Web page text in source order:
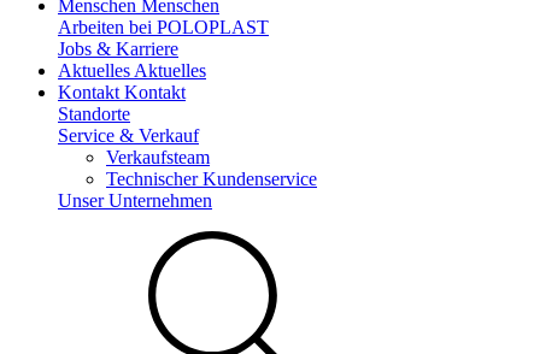
Menschen Menschen
Arbeiten bei POLOPLAST
Jobs & Karriere
Aktuelles Aktuelles
Kontakt Kontakt
Standorte
Service & Verkauf
Verkaufsteam
Technischer Kundenservice
Unser Unternehmen